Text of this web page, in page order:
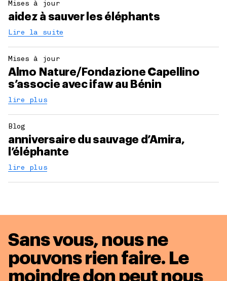
Mises à jour
aidez à sauver les éléphants
Lire la suite
Mises à jour
Almo Nature/Fondazione Capellino
s’associe avec ifaw au Bénin
lire plus
Blog
anniversaire du sauvage d’Amira,
l’éléphante
lire plus
Sans vous, nous ne
pouvons rien faire. Le
moindre don peut nous